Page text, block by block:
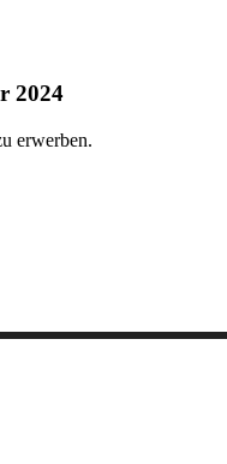
2024
erwerben.